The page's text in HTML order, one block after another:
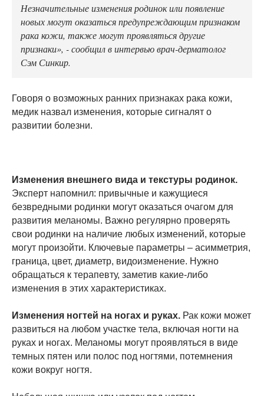
Незначительные изменения родинок или появление
новых могут оказаться предупреждающим признаком
рака кожи, также могут проявляться другие
признаки», - сообщил в интервью врач-дерматолог
Сэм Синкир.
Говоря о возможных ранних признаках рака кожи,
медик назвал изменения, которые сигналят о
развитии болезни.
Изменения внешнего вида и текстуры родинок.
Эксперт напомнил: привычные и кажущиеся
безвредными родинки могут оказаться очагом для
развития меланомы. Важно регулярно проверять
свои родинки на наличие любых изменений, которые
могут произойти. Ключевые параметры – асимметрия,
граница, цвет, диаметр, видоизменение. Нужно
обращаться к терапевту, заметив какие-либо
изменения в этих характеристиках.
Изменения ногтей на ногах и руках. Рак кожи может
развиться на любом участке тела, включая ногти на
руках и ногах. Меланомы могут проявляться в виде
темных пятен или полос под ногтями, потемнения
кожи вокруг ногтя.